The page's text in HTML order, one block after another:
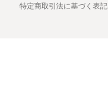
特定商取引法に基づく表記